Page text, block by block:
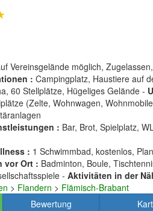
Vereinsgelände möglich,
: Campingplatz, Haustiere auf
60 Stellplätze, Hügeliges Gelände -
(Zelte, Wohnwagen,
: Bar, Brot, Spielplatz,
: 1 Schwimmbad, kostenlos,
vor Ort : Badminton, Boule,
- Aktivitäten in der
> Flandern > Flämisch-Brabant
Bewertung